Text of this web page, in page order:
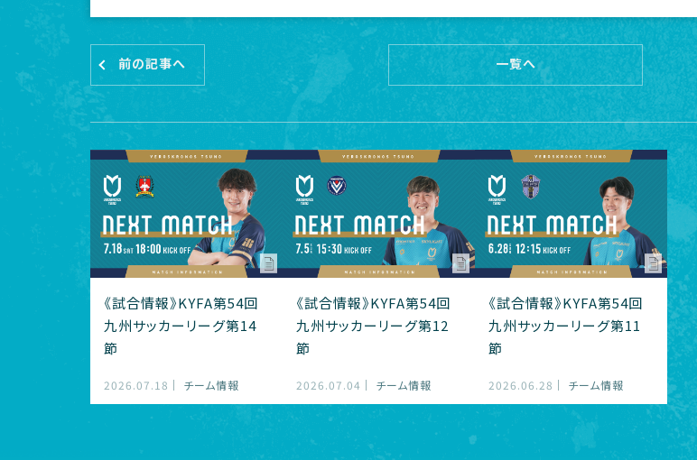
前の記事へ 一覧へ
《試合情報》KYFA第54回
九州サッカーリーグ第14
節
2026.07.18 チーム情報
《試合情報》KYFA第54回
九州サッカーリーグ第12
節
2026.07.04 チーム情報
《試合情報》KYFA第54回
九州サッカーリーグ第11
節
2026.06.28 チーム情報